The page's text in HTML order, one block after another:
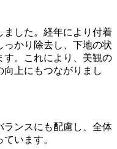
ました。経年により付着
っかり除去し、下地の状
す。これにより、美観の
向上にもつながりまし
ランスにも配慮し、全体
います。